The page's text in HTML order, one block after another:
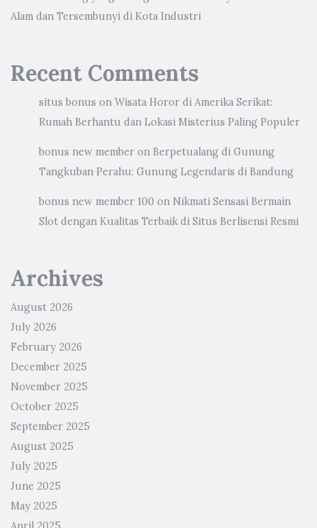
Alam dan Tersembunyi di Kota Industri
Recent Comments
situs bonus on Wisata Horor di Amerika Serikat:
Rumah Berhantu dan Lokasi Misterius Paling Populer
bonus new member on Berpetualang di Gunung
Tangkuban Perahu: Gunung Legendaris di Bandung
bonus new member 100 on Nikmati Sensasi Bermain
Slot dengan Kualitas Terbaik di Situs Berlisensi Resmi
Archives
August 2026
July 2026
February 2026
December 2025
November 2025
October 2025
September 2025
August 2025
July 2025
June 2025
May 2025